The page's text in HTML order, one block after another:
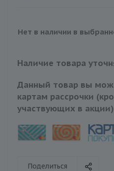
Нет в наличии в
Наличие товара
Данный товар вы
картам рассрочки
участвующих в акции)
Поделиться